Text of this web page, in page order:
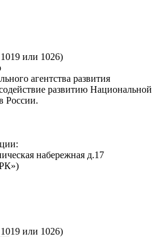
или 1026)
агентства развития
развитию Национальной
России.
набережная д.17
или 1026)